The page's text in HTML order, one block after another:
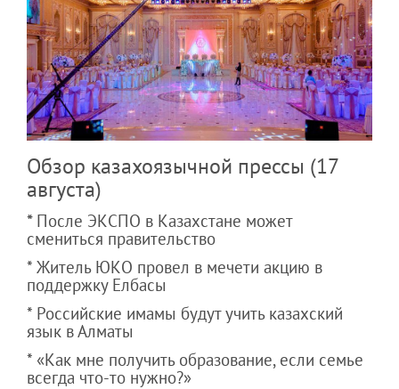
Обзор казахоязычной прессы (17
августа)
* После ЭКСПО в Казахстане может
смениться правительство
* Житель ЮКО провел в мечети акцию в
поддержку Елбасы
* Российские имамы будут учить казахский
язык в Алматы
* «Как мне получить образование, если семье
всегда что-то нужно?»